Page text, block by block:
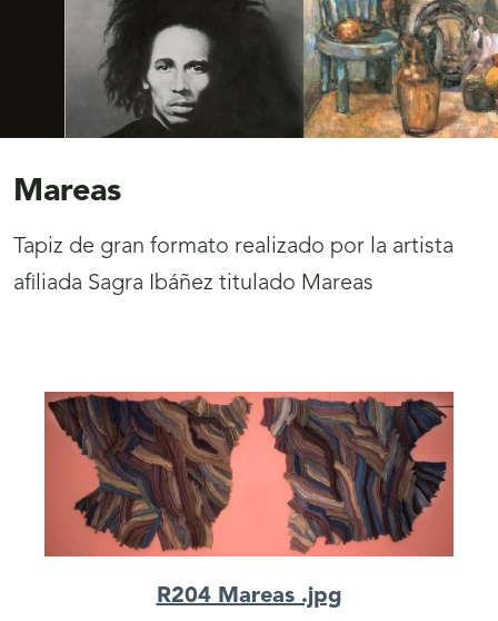
Mareas
Tapiz de gran formato realizado por la artista
afiliada Sagra Ibáñez titulado Mareas
R204 Mareas .jpg